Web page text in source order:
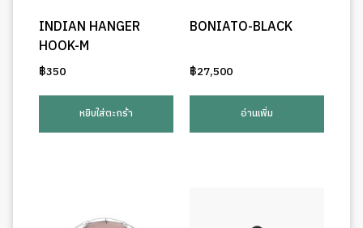
INDIAN HANGER
HOOK-M
฿350
หยิบใส่ตะกร้า
BONIATO-BLACK
฿27,500
อ่านเพิ่ม